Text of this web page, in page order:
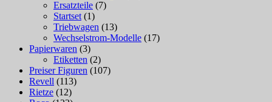
Ersatzteile (7)
Startset (1)
Triebwagen (13)
Wechselstrom-Modelle (17)
Papierwaren (3)
Etiketten (2)
Preiser Figuren (107)
Revell (113)
Rietze (12)